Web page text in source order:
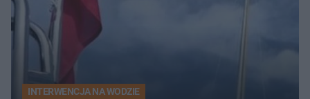
INTERWENCJA NA WODZIE